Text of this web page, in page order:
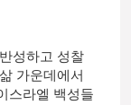
성하고 성찰
가운데에서
스라엘 백성들